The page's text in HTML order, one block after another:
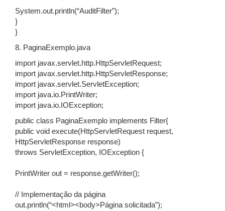
System.out.println(“AuditFilter”);
}
}
8. PaginaExemplo.java
import javax.servlet.http.HttpServletRequest;
import javax.servlet.http.HttpServletResponse;
import javax.servlet.ServletException;
import java.io.PrintWriter;
import java.io.IOException;
public class PaginaExemplo implements Filter{
public void execute(HttpServletRequest request,
HttpServletResponse response)
throws ServletException, IOException {
PrintWriter out = response.getWriter();
// Implementação da página
out.println(“<html><body>Página solicitada”);